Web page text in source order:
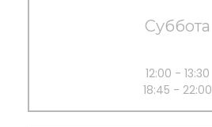
Суббота
12:00 - 13:30
18:45 - 22:00